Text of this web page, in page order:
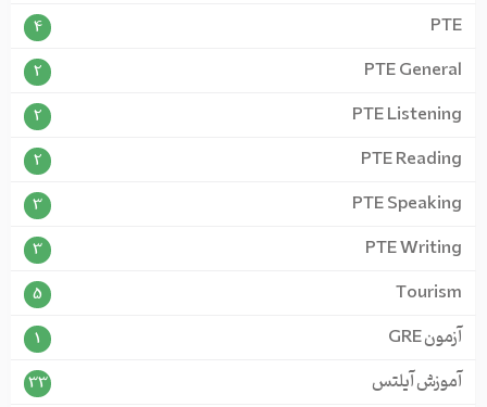
PTE
4
PTE General
2
PTE Listening
2
PTE Reading
2
PTE Speaking
3
PTE Writing
3
Tourism
5
آزمون GRE 1
آموزش آیلتس 33